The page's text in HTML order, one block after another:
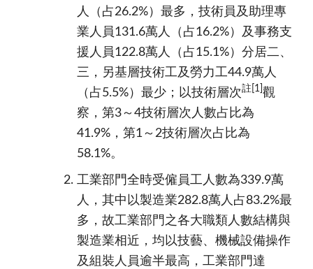
人（占26.2%）最多，技術員及助理專
業人員131.6萬人（占16.2%）及事務支
援人員122.8萬人（占15.1%）分居二、
三，另基層技術工及勞力工44.9萬人
（占5.5%）最少；以技術層次註 [1] 觀
察，第3～4技術層次人數占比為
41.9%，第1～2技術層次占比為
58.1%。
工業部門全時受僱員工人數為339.9萬
人，其中以製造業282.8萬人占83.2%最
多，故工業部門之各大職類人數結構與
製造業相近，均以技藝、機械設備操作
及組裝人員逾半最高，工業部門達